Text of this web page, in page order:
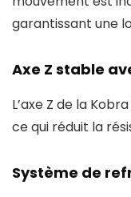
garantissant une
Axe Z stable
L’axe Z de la
ce qui réduit la
Système de